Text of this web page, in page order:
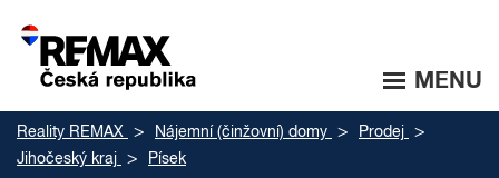
MENU
Reality REMAX Nájemní (činžovní) domy
Prodej
Jihočeský kraj
Písek